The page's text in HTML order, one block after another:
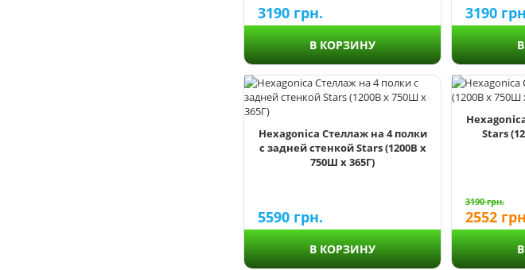
3190 грн.
В КОРЗИНУ
3190
Hexagonica Стеллаж на 4 полки
с задней стенкой Stars (1200В х
750Ш х 365Г)
5590 грн.
В КОРЗИНУ
Stars
3190грн.
2552